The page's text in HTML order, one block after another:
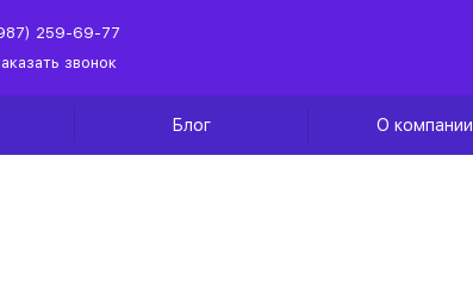
259-69-77
звонок
Блог О компании